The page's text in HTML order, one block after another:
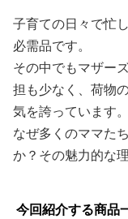
子育ての日々で忙
必需品です。
その中でもマザー
担も少なく、荷物
気を誇っています。
なぜ多くのママた
か？その魅力的な
今回紹介する商品